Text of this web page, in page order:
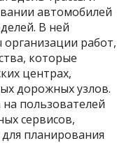
автомобилей
В ней
работ,
которые
центрах,
дорожных узлов.
пользователей
сервисов,
планирования